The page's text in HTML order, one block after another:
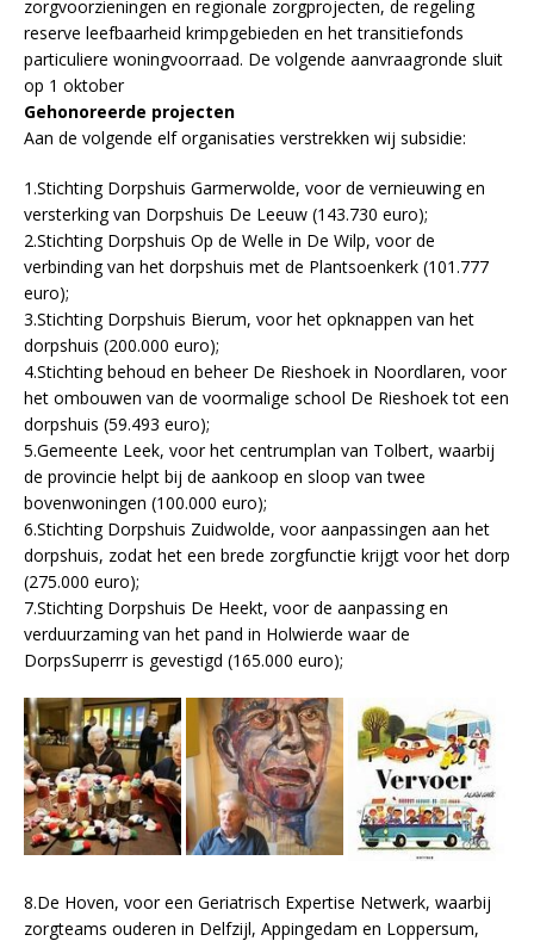
zorgvoorzieningen en regionale zorgprojecten, de regeling
reserve leefbaarheid krimpgebieden en het transitiefonds
particuliere woningvoorraad. De volgende aanvraagronde sluit
op 1 oktober
Gehonoreerde projecten
Aan de volgende elf organisaties verstrekken wij subsidie:
1.Stichting Dorpshuis Garmerwolde, voor de vernieuwing en
versterking van Dorpshuis De Leeuw (143.730 euro);
2.Stichting Dorpshuis Op de Welle in De Wilp, voor de
verbinding van het dorpshuis met de Plantsoenkerk (101.777
euro);
3.Stichting Dorpshuis Bierum, voor het opknappen van het
dorpshuis (200.000 euro);
4.Stichting behoud en beheer De Rieshoek in Noordlaren, voor
het ombouwen van de voormalige school De Rieshoek tot een
dorpshuis (59.493 euro);
5.Gemeente Leek, voor het centrumplan van Tolbert, waarbij
de provincie helpt bij de aankoop en sloop van twee
bovenwoningen (100.000 euro);
6.Stichting Dorpshuis Zuidwolde, voor aanpassingen aan het
dorpshuis, zodat het een brede zorgfunctie krijgt voor het dorp
(275.000 euro);
7.Stichting Dorpshuis De Heekt, voor de aanpassing en
verduurzaming van het pand in Holwierde waar de
DorpsSuperrr is gevestigd (165.000 euro);
8.De Hoven, voor een Geriatrisch Expertise Netwerk, waarbij
zorgteams ouderen in Delfzijl, Appingedam en Loppersum,